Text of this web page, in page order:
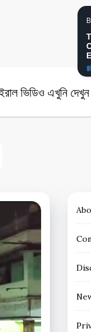
ভিডিও এখুনি দেখুন